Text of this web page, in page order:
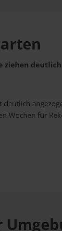
Wochen für